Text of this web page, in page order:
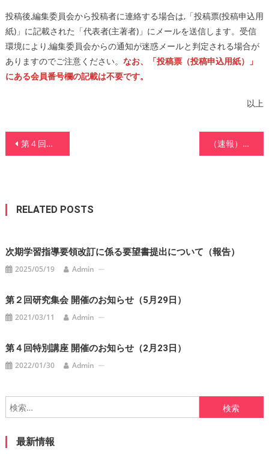
投稿後,編集委員会から投稿者に連絡する場合は,「投稿票(投稿申込用
紙)」に記載された「代表者(主著者)」にメールを送信します。受信
環境により,編集委員会からの通知が迷惑メールと判定される場合が
ありますのでご注意ください。 なお、「投稿票（投稿申込用紙）」
にある会員番号欄の記載は不要です。
以上
投
ビ
ー
ョ
第４回特別講座 開催のお知らせ（2月23日） （速報）第３回大会 開催会場のお知らせ（2022年12月10日）
RELATED POSTS
次期学習指導要領改訂に係る要望書提出について（報告）
2025/05/19 Admin
第２回研究集会 開催のお知らせ（5月29日）
2021/03/11 Admin
第４回特別講座 開催のお知らせ（2月23日）
2022/01/30 Admin
索:
最新情報